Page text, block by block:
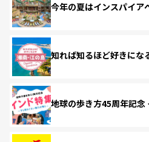
今年の夏はインスパイア
知れば知るほど好きにな
地球の歩き方45周年記念